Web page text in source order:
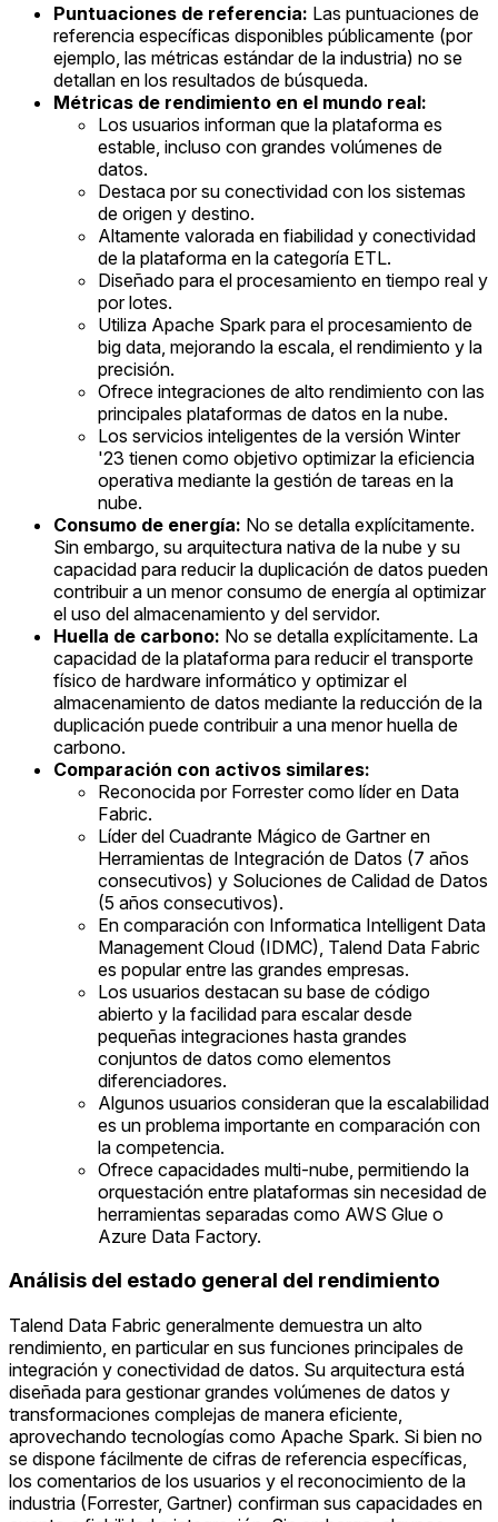
Puntuaciones de referencia: Las puntuaciones de
referencia específicas disponibles públicamente (por
ejemplo, las métricas estándar de la industria) no se
detallan en los resultados de búsqueda.
Métricas de rendimiento en el mundo real:
Los usuarios informan que la plataforma es
estable, incluso con grandes volúmenes de
datos.
Destaca por su conectividad con los sistemas
de origen y destino.
Altamente valorada en fiabilidad y conectividad
de la plataforma en la categoría ETL.
Diseñado para el procesamiento en tiempo real y
por lotes.
Utiliza Apache Spark para el procesamiento de
big data, mejorando la escala, el rendimiento y la
precisión.
Ofrece integraciones de alto rendimiento con las
principales plataformas de datos en la nube.
Los servicios inteligentes de la versión Winter
'23 tienen como objetivo optimizar la eficiencia
operativa mediante la gestión de tareas en la
nube.
Consumo de energía: No se detalla explícitamente.
Sin embargo, su arquitectura nativa de la nube y su
capacidad para reducir la duplicación de datos pueden
contribuir a un menor consumo de energía al optimizar
el uso del almacenamiento y del servidor.
Huella de carbono: No se detalla explícitamente. La
capacidad de la plataforma para reducir el transporte
físico de hardware informático y optimizar el
almacenamiento de datos mediante la reducción de la
duplicación puede contribuir a una menor huella de
carbono.
Comparación con activos similares:
Reconocida por Forrester como líder en Data
Fabric.
Líder del Cuadrante Mágico de Gartner en
Herramientas de Integración de Datos (7 años
consecutivos) y Soluciones de Calidad de Datos
(5 años consecutivos).
En comparación con Informatica Intelligent Data
Management Cloud (IDMC), Talend Data Fabric
es popular entre las grandes empresas.
Los usuarios destacan su base de código
abierto y la facilidad para escalar desde
pequeñas integraciones hasta grandes
conjuntos de datos como elementos
diferenciadores.
Algunos usuarios consideran que la escalabilidad
es un problema importante en comparación con
la competencia.
Ofrece capacidades multi-nube, permitiendo la
orquestación entre plataformas sin necesidad de
herramientas separadas como AWS Glue o
Azure Data Factory.
Análisis del estado general del rendimiento
Talend Data Fabric generalmente demuestra un alto
rendimiento, en particular en sus funciones principales de
integración y conectividad de datos. Su arquitectura está
diseñada para gestionar grandes volúmenes de datos y
transformaciones complejas de manera eficiente,
aprovechando tecnologías como Apache Spark. Si bien no
se dispone fácilmente de cifras de referencia específicas,
los comentarios de los usuarios y el reconocimiento de la
industria (Forrester, Gartner) confirman sus capacidades en